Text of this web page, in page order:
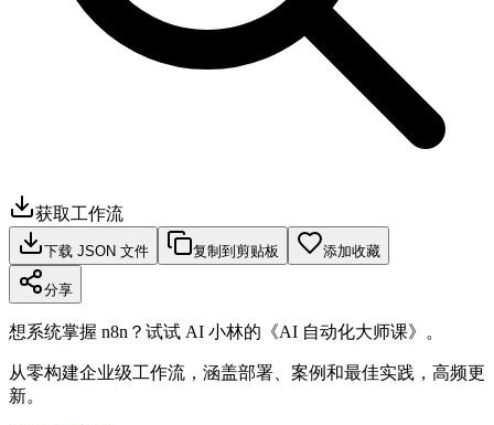
获取工作流
下载 JSON 文件 复制到剪贴板 添加收藏
分享
想系统掌握 n8n？试试 AI 小林的《AI 自动化大师课》。
从零构建企业级工作流，涵盖部署、案例和最佳实践，高频更
新。